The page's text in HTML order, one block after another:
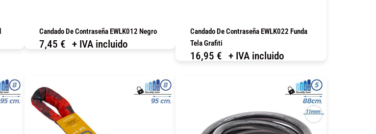
Candado De Contraseña EWLK012 Negro
7,45 € + IVA incluido
Candado De Contraseña EWLK022 Funda
Tela Grafiti
16,95 € + IVA incluido